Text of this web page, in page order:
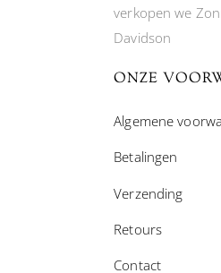
verkopen we
Davidson
ONZE
Algemene
Betalingen
Verzending
Retours
Contact